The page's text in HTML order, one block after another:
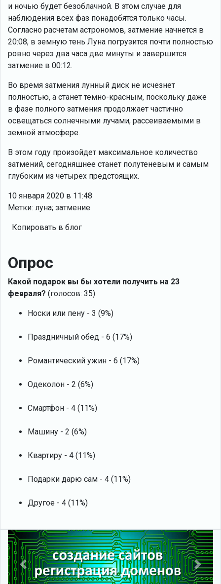
и ночью будет безоблачной. В этом случае для
наблюдения всех фаз понадобятся только часы.
Согласно расчетам астрономов, затмение начнется в
20:08, в земную тень Луна погрузится почти полностью
ровно через два часа две минуты и завершится
затмение в 00:12.
Во время затмения лунный диск не исчезнет
полностью, а станет темно-красным, поскольку даже
в фазе полного затмения продолжает частично
освещаться солнечными лучами, рассеиваемыми в
земной атмосфере.
В этом году произойдет максимальное количество
затмений, сегодняшнее станет полутеневым и самым
глубоким из четырех предстоящих.
10 января 2020 в 11:48
Метки: луна; затмение
Копировать в блог
Опрос
Какой подарок вы бы хотели получить на 23
февраля? (голосов: 35)
Носки или пену - 3 (9%)
Праздничный обед - 6 (17%)
Романтический ужин - 6 (17%)
Одеколон - 2 (6%)
Смартфон - 4 (11%)
Машину - 2 (6%)
Квартиру - 4 (11%)
Подарки дарю сам - 4 (11%)
Другое - 4 (11%)
Previous Next